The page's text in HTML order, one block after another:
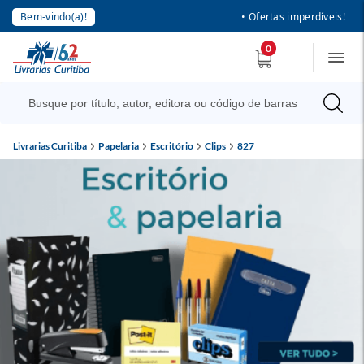
Bem-vindo(a)! • Ofertas imperdíveis!
0
Livrarias Curitiba Papelaria Escritório Clips 827